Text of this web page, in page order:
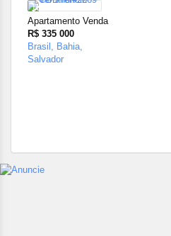
16
Apartamento Venda
R$ 335 000
Brasil, Bahia,
Salvador